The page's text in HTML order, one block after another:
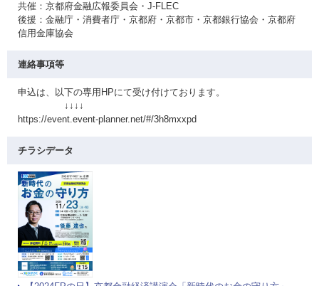
共催：京都府金融広報委員会・J-FLEC
後援：金融庁・消費者庁・京都府・京都市・京都銀行協会・京都府
信用金庫協会
連絡事項等
申込は、以下の専用HPにて受け付けております。
↓↓↓↓
https://event.event-planner.net/#/3h8mxxpd
チラシデータ